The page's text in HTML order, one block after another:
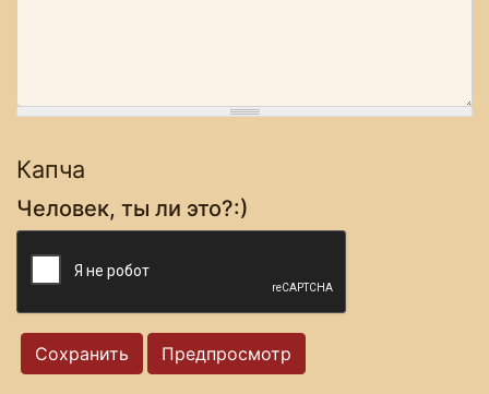
Капча
Человек, ты ли это?:)